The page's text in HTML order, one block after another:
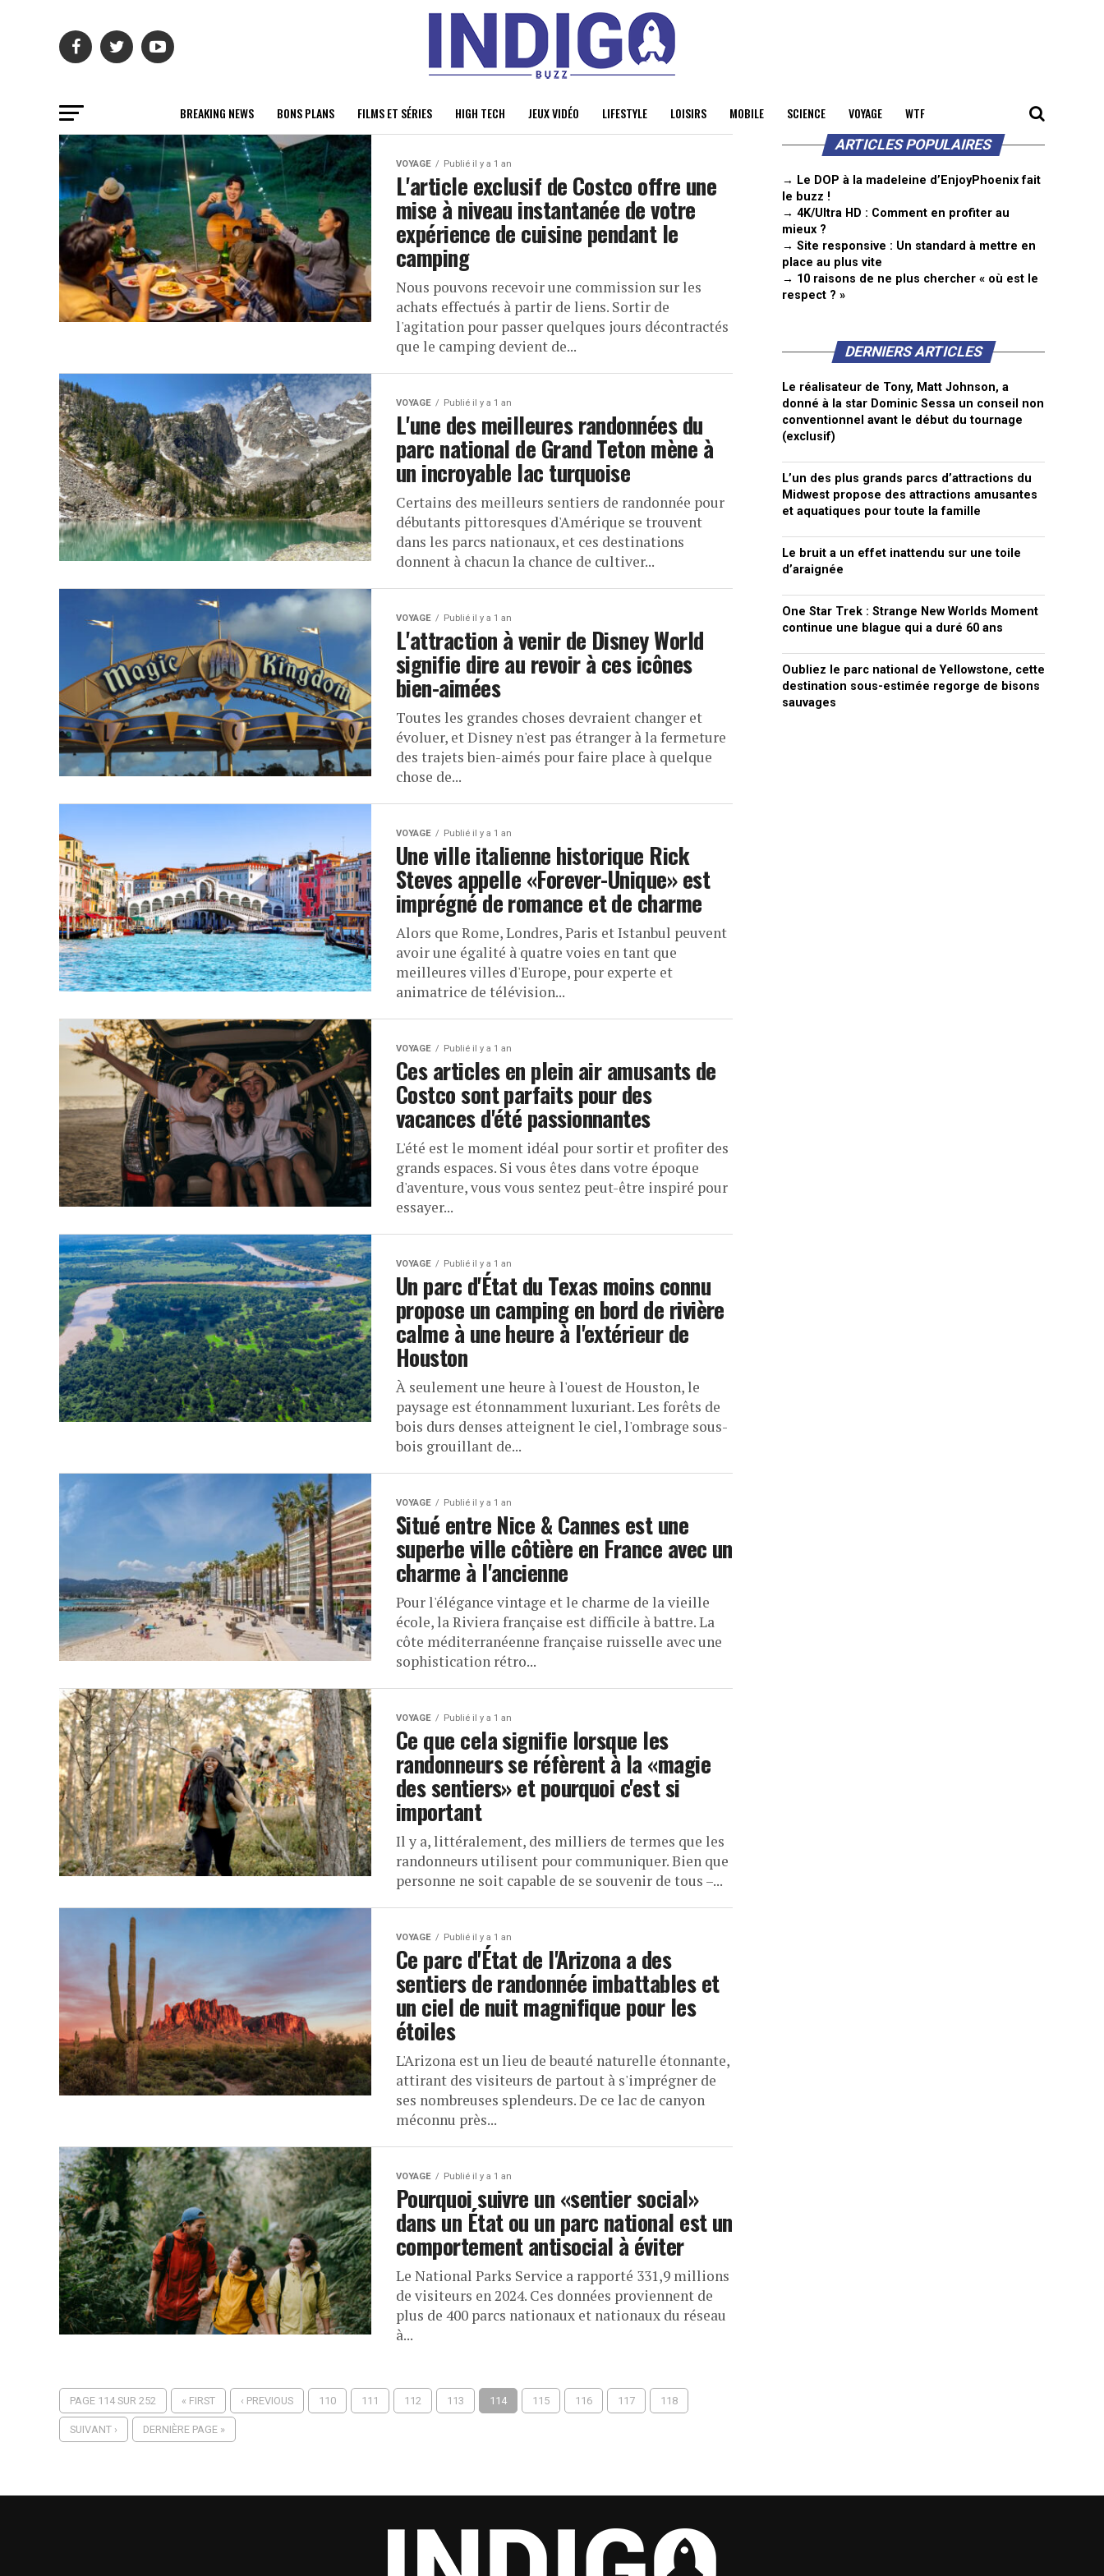
BREAKING NEWS BONS PLANS FILMS ET SÉRIES HIGH TECH JEUX VIDÉO LIFESTYLE LOISIRS MOBILE SCIENCE VOYAGE WTF
VOYAGE Publié il y a 1 an
L'article exclusif de Costco offre une
mise à niveau instantanée de votre
expérience de cuisine pendant le
camping
Nous pouvons recevoir une commission sur les
achats effectués à partir de liens. Sortir de
l'agitation pour passer quelques jours décontractés
que le camping devient de...
VOYAGE Publié il y a 1 an
L'une des meilleures randonnées du
parc national de Grand Teton mène à
un incroyable lac turquoise
Certains des meilleurs sentiers de randonnée pour
débutants pittoresques d'Amérique se trouvent
dans les parcs nationaux, et ces destinations
donnent à chacun la chance de cultiver...
VOYAGE Publié il y a 1 an
L'attraction à venir de Disney World
signifie dire au revoir à ces icônes
bien-aimées
Toutes les grandes choses devraient changer et
évoluer, et Disney n'est pas étranger à la fermeture
des trajets bien-aimés pour faire place à quelque
chose de...
VOYAGE Publié il y a 1 an
Une ville italienne historique Rick
Steves appelle «Forever-Unique» est
imprégné de romance et de charme
Alors que Rome, Londres, Paris et Istanbul peuvent
avoir une égalité à quatre voies en tant que
meilleures villes d'Europe, pour experte et
animatrice de télévision...
VOYAGE Publié il y a 1 an
Ces articles en plein air amusants de
Costco sont parfaits pour des
vacances d'été passionnantes
L'été est le moment idéal pour sortir et profiter des
grands espaces. Si vous êtes dans votre époque
d'aventure, vous vous sentez peut-être inspiré pour
essayer...
VOYAGE Publié il y a 1 an
Un parc d'État du Texas moins connu
propose un camping en bord de rivière
calme à une heure à l'extérieur de
Houston
À seulement une heure à l'ouest de Houston, le
paysage est étonnamment luxuriant. Les forêts de
bois durs denses atteignent le ciel, l'ombrage sous-
bois grouillant de...
VOYAGE Publié il y a 1 an
Situé entre Nice & Cannes est une
superbe ville côtière en France avec un
charme à l'ancienne
Pour l'élégance vintage et le charme de la vieille
école, la Riviera française est difficile à battre. La
côte méditerranéenne française ruisselle avec une
sophistication rétro...
VOYAGE Publié il y a 1 an
Ce que cela signifie lorsque les
randonneurs se réfèrent à la «magie
des sentiers» et pourquoi c'est si
important
Il y a, littéralement, des milliers de termes que les
randonneurs utilisent pour communiquer. Bien que
personne ne soit capable de se souvenir de tous –...
VOYAGE Publié il y a 1 an
Ce parc d'État de l'Arizona a des
sentiers de randonnée imbattables et
un ciel de nuit magnifique pour les
étoiles
L'Arizona est un lieu de beauté naturelle étonnante,
attirant des visiteurs de partout à s'imprégner de
ses nombreuses splendeurs. De ce lac de canyon
méconnu près...
VOYAGE Publié il y a 1 an
Pourquoi suivre un «sentier social»
dans un État ou un parc national est un
comportement antisocial à éviter
Le National Parks Service a rapporté 331,9 millions
de visiteurs en 2024. Ces données proviennent de
plus de 400 parcs nationaux et nationaux du réseau
à...
PAGE 114 SUR 252 « FIRST ‹ PREVIOUS 110 111 112 113 114 115 116 117 118
SUIVANT › DERNIÈRE PAGE »
ARTICLES POPULAIRES
→ Le DOP à la madeleine d’EnjoyPhoenix fait
le buzz !
→ 4K/Ultra HD : Comment en profiter au
mieux ?
→ Site responsive : Un standard à mettre en
place au plus vite
→ 10 raisons de ne plus chercher « où est le
respect ? »
DERNIERS ARTICLES
Le réalisateur de Tony, Matt Johnson, a
donné à la star Dominic Sessa un conseil non
conventionnel avant le début du tournage
(exclusif)
L’un des plus grands parcs d’attractions du
Midwest propose des attractions amusantes
et aquatiques pour toute la famille
Le bruit a un effet inattendu sur une toile
d’araignée
One Star Trek : Strange New Worlds Moment
continue une blague qui a duré 60 ans
Oubliez le parc national de Yellowstone, cette
destination sous-estimée regorge de bisons
sauvages